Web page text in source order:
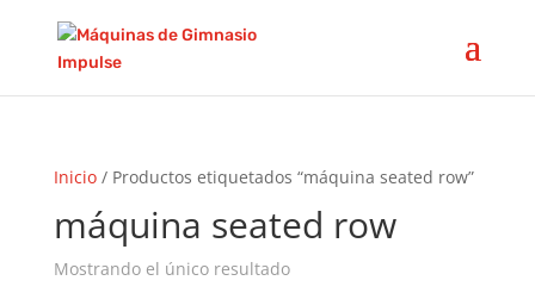
Inicio/ Productos etiquetados “máquina seated row”
máquina seated row
Mostrando el único resultado